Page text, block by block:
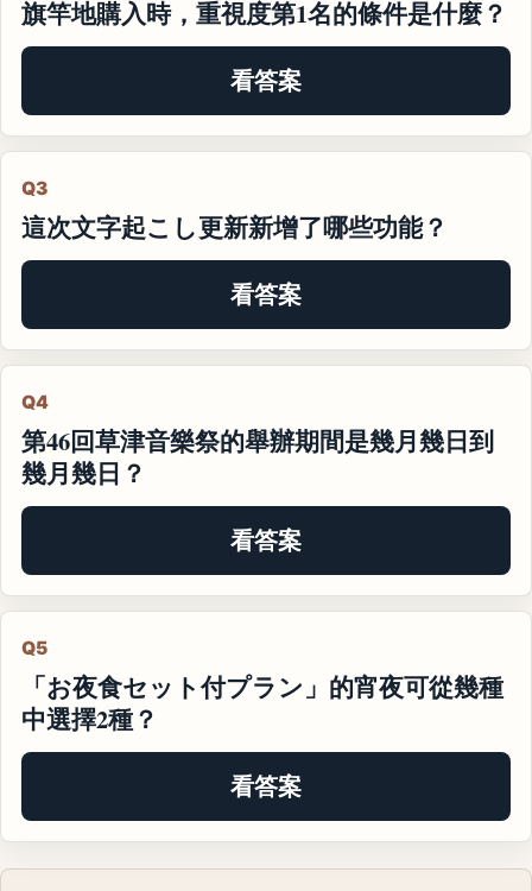
旗竿地購入時，重視度第1名的條件是什麼？
看答案
Q3
這次文字起こし更新新增了哪些功能？
看答案
Q4
第46回草津音樂祭的舉辦期間是幾月幾日到
幾月幾日？
看答案
Q5
「お夜食セット付プラン」的宵夜可從幾種
中選擇2種？
看答案